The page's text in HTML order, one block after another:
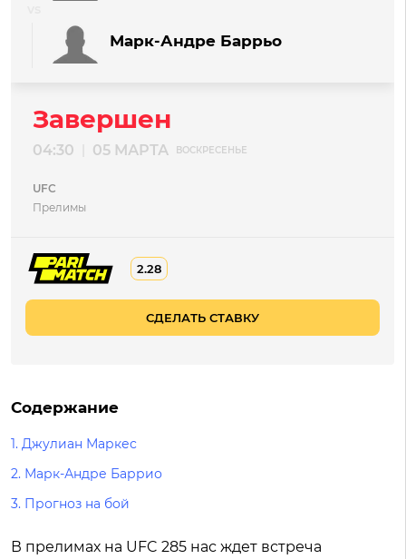
Марк-Андре Баррьо
Завершен
04:30 05 МАРТА ВОСКРЕСЕНЬЕ
UFC
Прелимы
2.28
СДЕЛАТЬ СТАВКУ
Содержание
1. Джулиан Маркес
2. Марк-Андре Баррио
3. Прогноз на бой
В прелимах на UFC 285 нас ждет встреча